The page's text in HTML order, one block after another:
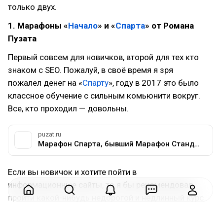
только двух.
1. Марафоны «Начало» и «Спарта» от Романа
Пузата
Первый совсем для новичков, второй для тех кто
знаком с SEO. Пожалуй, в своё время я зря
пожалел денег на «Спарту», году в 2017 это было
классное обучение с сильным комьюнити вокруг.
Все, кто проходил — довольны.
puzat.ru
Марафон Спарта, бывший Марафон Стандарт
Если вы новичок и хотите пойти в
информационные сайты, то я бы рекомендовал
пройти какой-нибудь недорогой и недлинный курс